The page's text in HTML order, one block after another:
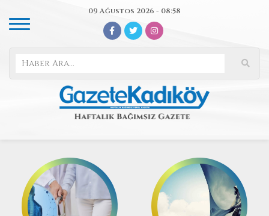
09 Ağustos 2026 - 08:58